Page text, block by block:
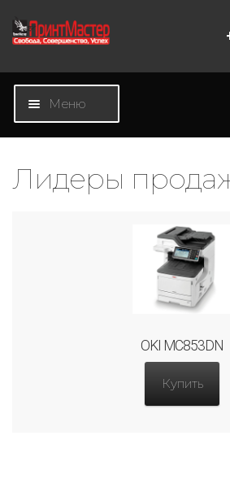
Перейти
навигации
Перейти
содержимому
Меню
Магазин
Лидеры
OKI MC853DN
Купить